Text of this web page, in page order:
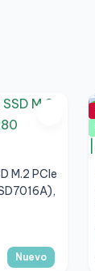
M.2 PCIe
Nuevo